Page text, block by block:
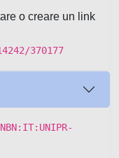
o creare un link
370177